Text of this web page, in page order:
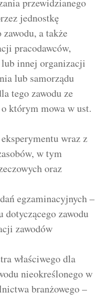
przewidzianego
jednostkę
a także
pracodawców,
lub innej organizacji
lub samorządu
tego zawodu ze
którym mowa w ust.
wraz z
w tym
oraz
egzaminacyjnych –
zawodu
zawodów
właściwego dla
nieokreślonego w
branżowego –